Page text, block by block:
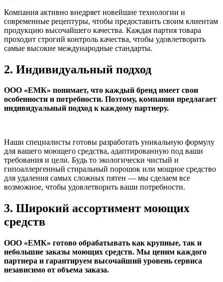
Компания активно внедряет новейшие технологии и
современные рецептуры, чтобы предоставить своим клиентам
продукцию высочайшего качества. Каждая партия товара
проходит строгий контроль качества, чтобы удовлетворить
самые высокие международные стандарты.
2. Индивидуальный подход
ООО «ЕМК» понимает, что каждый бренд имеет свои
особенности и потребности. Поэтому, компания предлагает
индивидуальный подход к каждому партнеру.
Наши специалисты готовы разработать уникальную формулу
для вашего моющего средства, адаптированную под ваши
требования и цели. Будь то экологически чистый и
гипоаллергенный стиральный порошок или мощное средство
для удаления самых сложных пятен — мы сделаем все
возможное, чтобы удовлетворить ваши потребности.
3. Широкий ассортимент моющих
средств
ООО «ЕМК» готово обрабатывать как крупные, так и
небольшие заказы моющих средств. Мы ценим каждого
партнера и гарантируем высочайший уровень сервиса
независимо от объема заказа.